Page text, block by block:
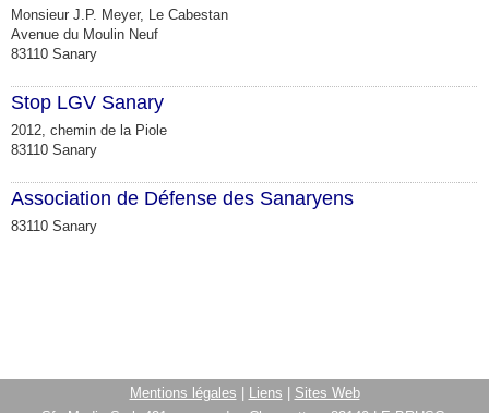
Monsieur J.P. Meyer, Le Cabestan
Avenue du Moulin Neuf
83110 Sanary
Stop LGV Sanary
2012, chemin de la Piole
83110 Sanary
Association de Défense des Sanaryens
83110 Sanary
Mentions légales Liens
Sites Web